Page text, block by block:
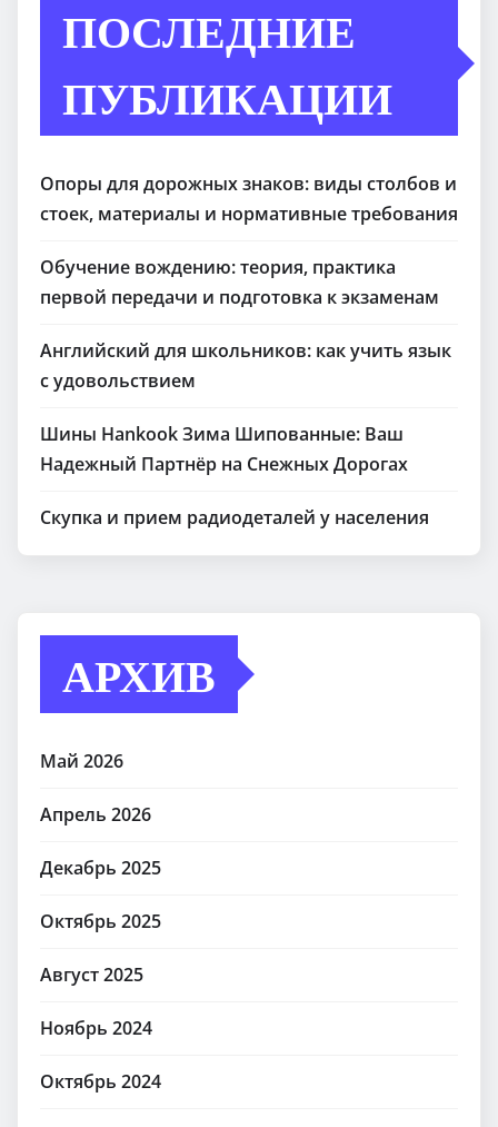
ПОСЛЕДНИЕ
ПУБЛИКАЦИИ
Опоры для дорожных знаков: виды столбов и
стоек, материалы и нормативные требования
Обучение вождению: теория, практика
первой передачи и подготовка к экзаменам
Английский для школьников: как учить язык
с удовольствием
Шины Hankook Зима Шипованные: Ваш
Надежный Партнёр на Снежных Дорогах
Скупка и прием радиодеталей у населения
АРХИВ
Май 2026
Апрель 2026
Декабрь 2025
Октябрь 2025
Август 2025
Ноябрь 2024
Октябрь 2024